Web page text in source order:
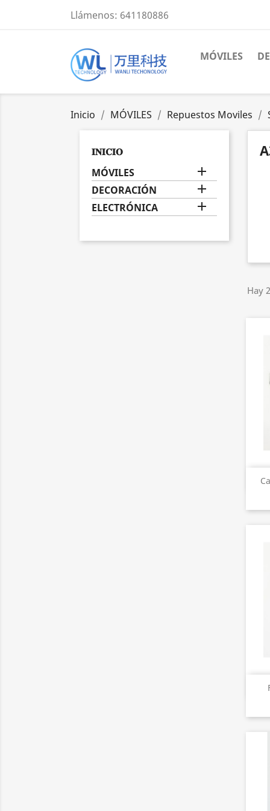
Llámenos: 641180886
MÓVILES
Inicio MÓVILES Repuestos Moviles
𝐈𝐍𝐈𝐂𝐈𝐎
MÓVILES 
DECORACIÓN 
ELECTRÓNICA 
Hay